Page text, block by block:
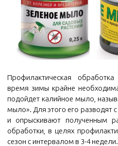
Профилактическая
время зимы крайне
подойдет калийное мыло,
мыло». Для этого его разводят
и опрыскивают полученным
обработки, в целях
сезон с интервалом в 3-4 недели.